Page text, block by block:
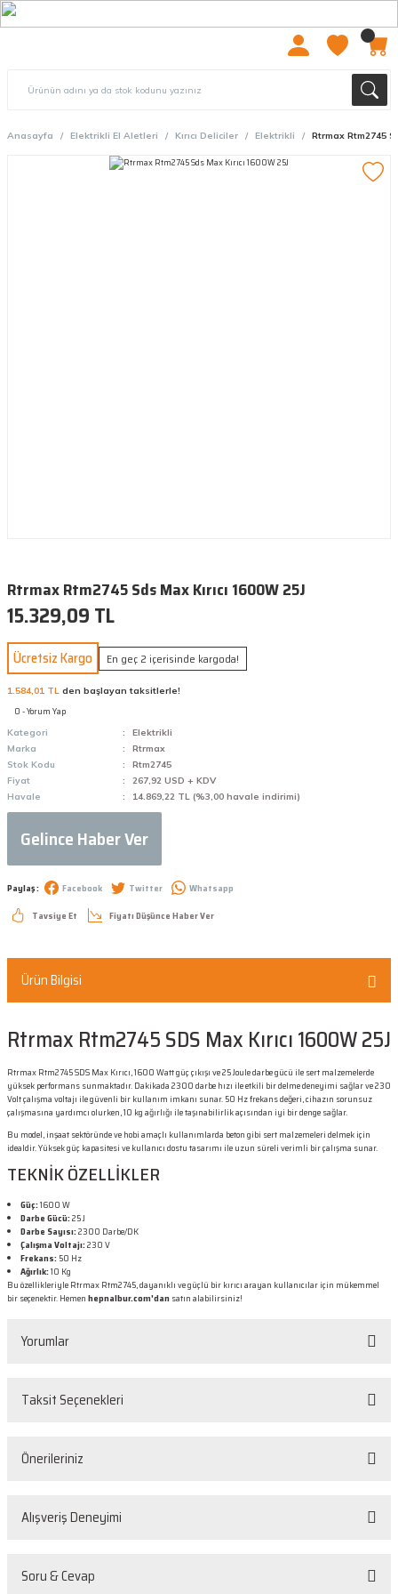
Anasayfa Elektrikli El Aletleri Kırıcı Deliciler Elektrikli Rtrmax Rtm2745
Rtrmax Rtm2745 Sds Max Kırıcı 1600W 25J
15.329,09 TL
Ücretsiz Kargo En geç 2 içerisinde kargoda!
1.584,01 TL den başlayan taksitlerle!
0 - Yorum Yap
Kategori
Elektrikli
Marka
Rtrmax
Stok Kodu
Rtm2745
Fiyat
267,92 USD + KDV
Havale
14.869,22 TL (%3,00 havale indirimi)
Gelince Haber Ver
Paylaş : Facebook Twitter
Whatsapp
Tavsiye Et
Fiyatı Düşünce Haber Ver
Ürün Bilgisi
Rtrmax Rtm2745 SDS Max Kırıcı 1600W 25J
Rtrmax Rtm2745 SDS Max Kırıcı, 1600 Watt güç çıkışı ve 25 Joule darbe gücü ile sert malzemelerde
yüksek performans sunmaktadır. Dakikada 2300 darbe hızı ile etkili bir delme deneyimi sağlar ve 230
Volt çalışma voltajı ile güvenli bir kullanım imkanı sunar. 50 Hz frekans değeri, cihazın sorunsuz
çalışmasına yardımcı olurken, 10 kg ağırlığı ile taşınabilirlik açısından iyi bir denge sağlar.
Bu model, inşaat sektöründe ve hobi amaçlı kullanımlarda beton gibi sert malzemeleri delmek için
idealdir. Yüksek güç kapasitesi ve kullanıcı dostu tasarımı ile uzun süreli verimli bir çalışma sunar.
TEKNİK ÖZELLİKLER
Güç:1600 W
Darbe Gücü:25 J
Darbe Sayısı:2300 Darbe/DK
Çalışma Voltajı:230 V
Frekans:50 Hz
Ağırlık:10 Kg
Bu özellikleriyle Rtrmax Rtm2745, dayanıklı ve güçlü bir kırıcı arayan kullanıcılar için mükemmel
bir seçenektir. Hemenhepnalbur.com'dansatın alabilirsiniz!
Yorumlar
Taksit Seçenekleri
Önerileriniz
Bu ürünün fiyat bilgisi, resim, ürün açıklamalarında ve diğer konularda
Alışveriş Deneyimi
Sorunsuz
Soru & Cevap